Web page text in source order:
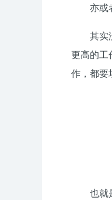
亦或
其实
更高的工
作，都要
也就